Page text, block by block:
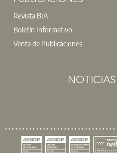
Revista BIA
Boletín Informativo
Venta de Publicaciones
NOTICIAS